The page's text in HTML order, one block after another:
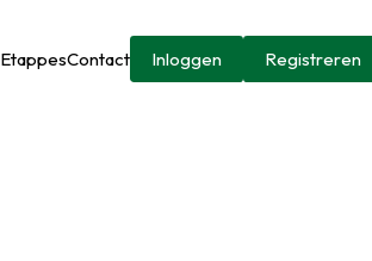
EtappesContact Inloggen Registreren